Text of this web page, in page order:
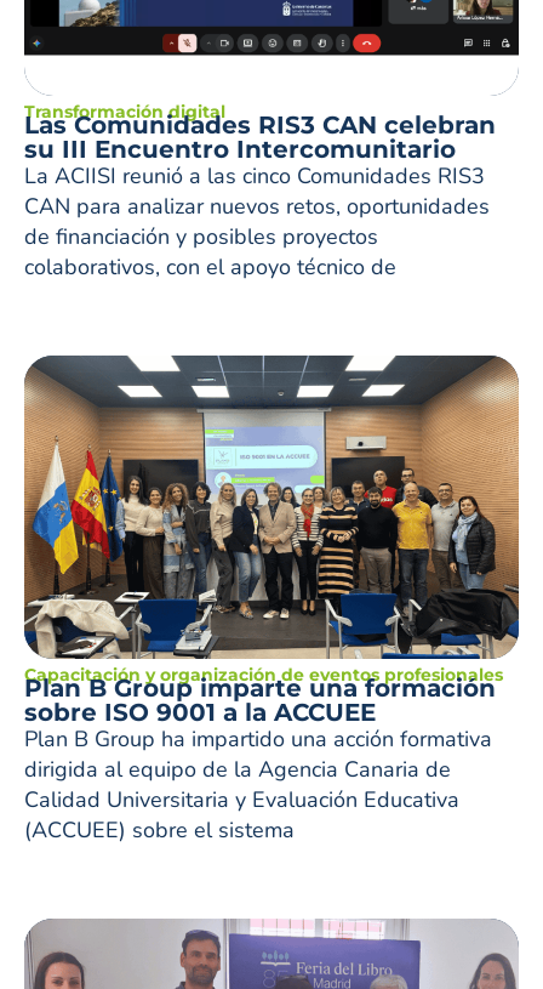
Transformación digital
Las Comunidades RIS3 CAN celebran
su III Encuentro Intercomunitario
La ACIISI reunió a las cinco Comunidades RIS3
CAN para analizar nuevos retos, oportunidades
de financiación y posibles proyectos
colaborativos, con el apoyo técnico de
Capacitación y organización de eventos profesionales
Plan B Group imparte una formación
sobre ISO 9001 a la ACCUEE
Plan B Group ha impartido una acción formativa
dirigida al equipo de la Agencia Canaria de
Calidad Universitaria y Evaluación Educativa
(ACCUEE) sobre el sistema